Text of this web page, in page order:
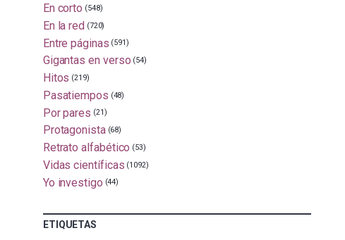
En corto (548)
En la red (720)
Entre páginas (591)
Gigantas en verso (54)
Hitos (219)
Pasatiempos (48)
Por pares (21)
Protagonista (68)
Retrato alfabético (53)
Vidas científicas (1092)
Yo investigo (44)
ETIQUETAS